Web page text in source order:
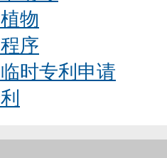
物
序
时专利申请